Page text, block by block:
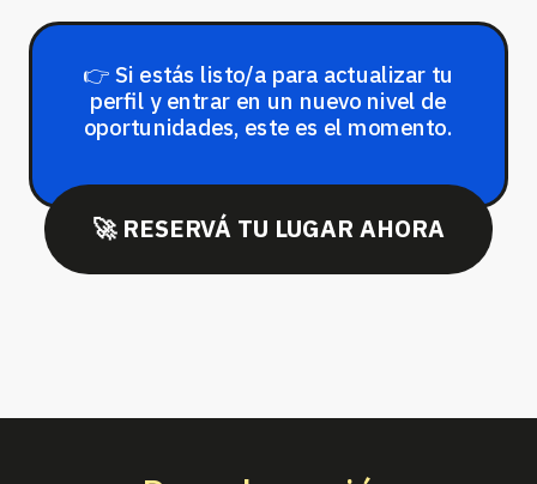
🚀 RESERVÁ TU LUGAR AHORA
👉 Si estás listo/a para actualizar tu
perfil y entrar en un nuevo nivel de
oportunidades, este es el momento.